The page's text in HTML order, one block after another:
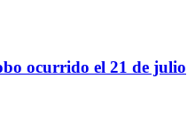
ocurrido el 21 de julio